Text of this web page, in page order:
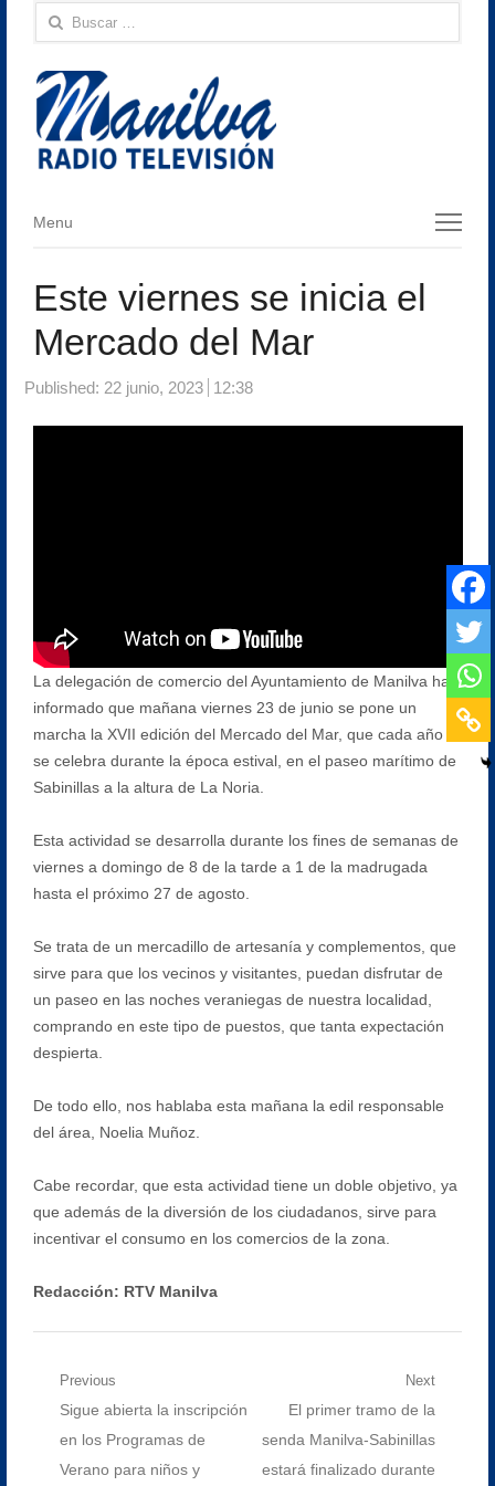
Buscar:
Menu
Menu
Este viernes se inicia el
Mercado del Mar
Published: 22 junio, 2023 12:38
La delegación de comercio del Ayuntamiento de Manilva ha
informado que mañana viernes 23 de junio se pone un
marcha la XVII edición del Mercado del Mar, que cada año
se celebra durante la época estival, en el paseo marítimo de
Sabinillas a la altura de La Noria.
Esta actividad se desarrolla durante los fines de semanas de
viernes a domingo de 8 de la tarde a 1 de la madrugada
hasta el próximo 27 de agosto.
Se trata de un mercadillo de artesanía y complementos, que
sirve para que los vecinos y visitantes, puedan disfrutar de
un paseo en las noches veraniegas de nuestra localidad,
comprando en este tipo de puestos, que tanta expectación
despierta.
De todo ello, nos hablaba esta mañana la edil responsable
del área, Noelia Muñoz.
Cabe recordar, que esta actividad tiene un doble objetivo, ya
que además de la diversión de los ciudadanos, sirve para
incentivar el consumo en los comercios de la zona.
Redacción: RTV Manilva
Navegación
entradas
Previous
Previous
post:
Sigue abierta la inscripción
en los Programas de
Verano para niños y
Next
Next
post:
El primer tramo de la
senda Manilva-Sabinillas
estará finalizado durante